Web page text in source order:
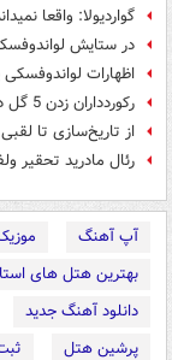
گواردیولا: واقعا
در ستایش
اظهارات
رکوردداران زدن 5 گل در لیگ‌های معتبر اروپایی
از تاریخ‌سازی تا
رئال مادرید تحقیر
آپ آهنگ
بهترین هتل های
دانلود آهنگ جدید
پرشین هتل